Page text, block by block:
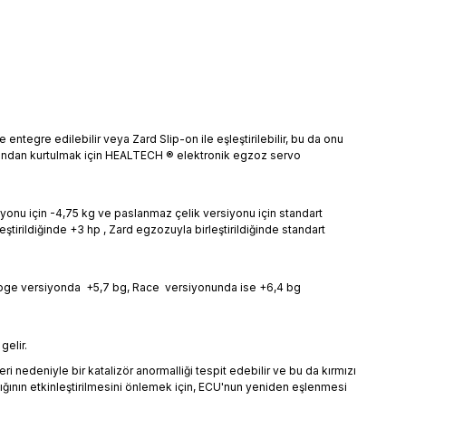
entegre edilebilir veya Zard Slip-on ile eşleştirilebilir, bu da onu
kurtulmak için HEALTECH ® elektronik egzoz servo
için -4,75 kg ve paslanmaz çelik versiyonu için standart
+3 hp , Zard egzozuyla birleştirildiğinde standart
versiyonda +5,7 bg, Race versiyonunda ise +6,4 bg
nedeniyle bir katalizör anormalliği tespit edebilir ve bu da kırmızı
etkinleştirilmesini önlemek için, ECU'nun yeniden eşlenmesi